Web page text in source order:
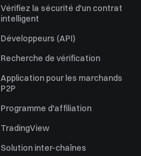
Vérifiez la sécurité d'un contrat
intelligent
Développeurs (API)
Recherche de vérification
Application pour les marchands
P2P
Programme d'affiliation
TradingView
Solution inter-chaînes